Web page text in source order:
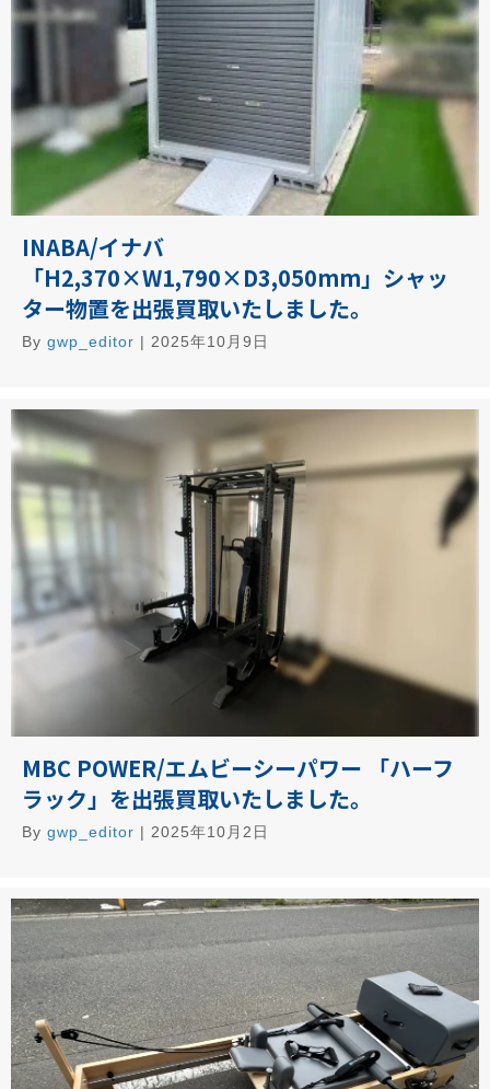
INABA/イナバ
「H2,370×W1,790×D3,050mm」シャッ
ター物置を出張買取いたしました。
By gwp_editor | 2025年10月9日
MBC POWER/エムビーシーパワー 「ハーフ
ラック」を出張買取いたしました。
By gwp_editor | 2025年10月2日